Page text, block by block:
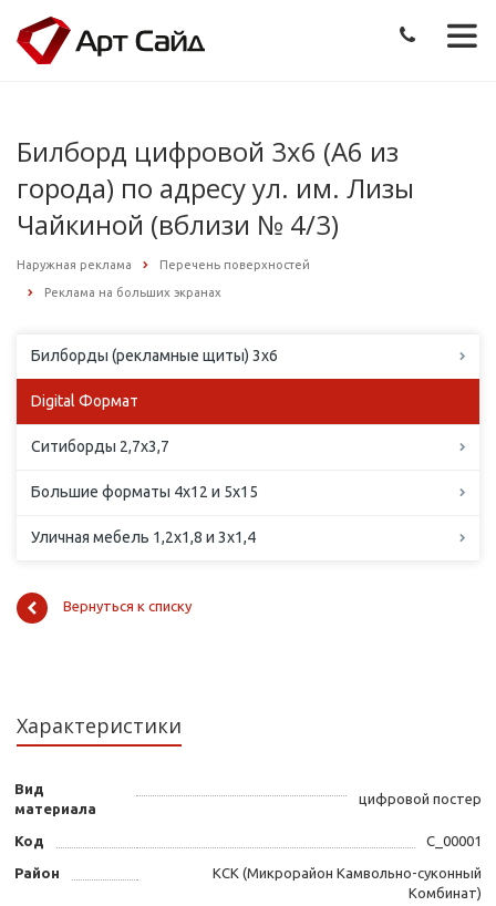
Билборд цифровой 3х6 (А6 из
города) по адресу ул. им. Лизы
Чайкиной (вблизи № 4/3)
Наружная реклама Перечень поверхностей
Реклама на больших экранах
Билборды (рекламные щиты) 3х6
Digital Формат
Ситиборды 2,7х3,7
Большие форматы 4х12 и 5х15
Уличная мебель 1,2х1,8 и 3х1,4
Вернуться к списку
Характеристики
Вид
материала
цифровой постер
Код С_00001
Район
КСК (Микрорайон Камвольно-суконный
Комбинат)